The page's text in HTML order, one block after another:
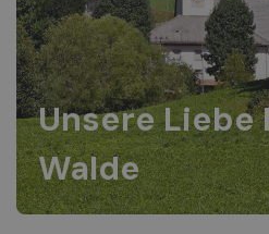
Unsere Liebe
Walde